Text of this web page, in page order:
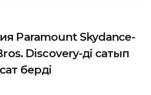
Paramount Skydance-
Discovery-ді сатып
берді